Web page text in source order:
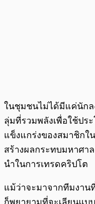
ในชุมชนไม่ได้มีแค่นักล
ลุ่มที่รวมพลังเพื่อใช้ป
แข็งแกร่งของสมาชิกใ
สร้างผลกระทบมหาศา
นำในการเทรดคริปโต
แม้ว่าจะมาจากทีมงาน
ก็พยายามที่จะเลียนแบบ